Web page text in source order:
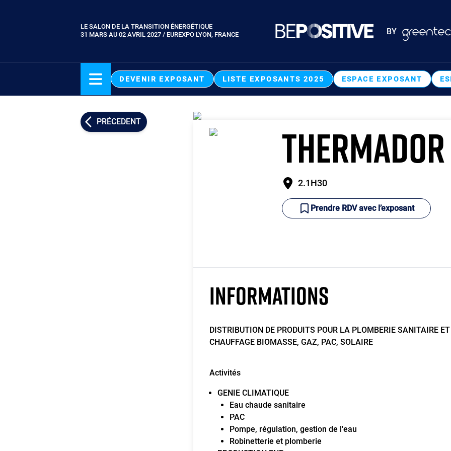
Paragraphes
LE SALON DE LA TRANSITION ÉNERGÉTIQUE
31 MARS AU 02 AVRIL 2027 / EUREXPO LYON, FRANCE
Paragraphes
BY
DEVENIR EXPOSANT LISTE EXPOSANTS 2025 ESPACE EXPOSANT
PRÉCEDENT THERMADOR
2.1H30
Prendre RDV avec l’exposant
INFORMATIONS
DISTRIBUTION DE PRODUITS POUR LA PLOMBERIE SANITAIRE
CHAUFFAGE BIOMASSE, GAZ, PAC, SOLAIRE
Activités
GENIE CLIMATIQUE
Eau chaude sanitaire
PAC
Pompe, régulation, gestion de l'eau
Robinetterie et plomberie